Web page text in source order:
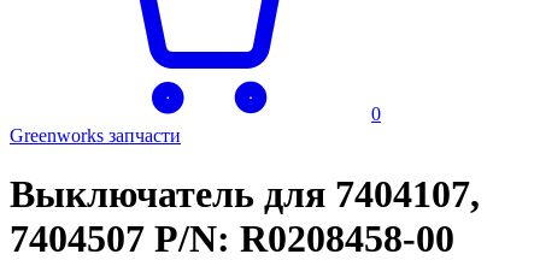
0
Greenworks запчасти
Выключатель для 7404107,
7404507 P/N: R0208458-00